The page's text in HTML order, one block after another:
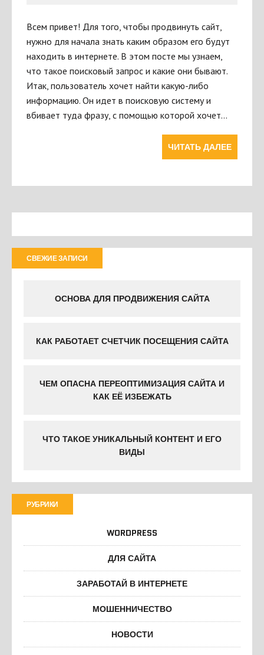
Всем привет! Для того, чтобы продвинуть сайт,
нужно для начала знать каким образом его будут
находить в интернете. В этом посте мы узнаем,
что такое поисковый запрос и какие они бывают.
Итак, пользователь хочет найти какую-либо
информацию. Он идет в поисковую систему и
вбивает туда фразу, с помощью которой хочет…
ЧИТАТЬ ДАЛЕЕ
СВЕЖИЕ ЗАПИСИ
ОСНОВА ДЛЯ ПРОДВИЖЕНИЯ САЙТА
КАК РАБОТАЕТ СЧЕТЧИК ПОСЕЩЕНИЯ САЙТА
ЧЕМ ОПАСНА ПЕРЕОПТИМИЗАЦИЯ САЙТА И
КАК ЕЁ ИЗБЕЖАТЬ
ЧТО ТАКОЕ УНИКАЛЬНЫЙ КОНТЕНТ И ЕГО
ВИДЫ
РУБРИКИ
WORDPRESS
ДЛЯ САЙТА
ЗАРАБОТАЙ В ИНТЕРНЕТЕ
МОШЕННИЧЕСТВО
НОВОСТИ